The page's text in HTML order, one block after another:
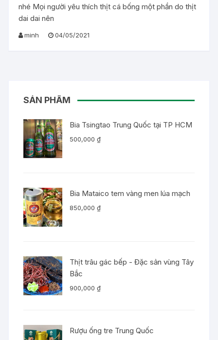
nhé Mọi người yêu thích thịt cá bống một phần do thịt
dai dai nên
minh 04/05/2021
SẢN PHẨM
Bia Tsingtao Trung Quốc tại TP HCM
500,000₫
Bia Mataico tem vàng men lúa mạch
850,000₫
Thịt trâu gác bếp - Đặc sản vùng Tây
Bắc
900,000₫
Rượu ống tre Trung Quốc